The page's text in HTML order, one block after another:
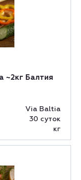
~2кг Балтия
Via Baltia
30 суток
кг